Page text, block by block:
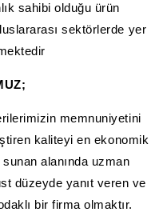
sahibi olduğu ürün
sektörlerde yer
memnuniyetini
kaliteyi en ekonomik
alanında uzman
düzeyde yanıt veren ve
bir firma olmaktır.